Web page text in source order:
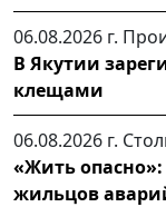
06.08.2026 г.
В Якутии
клещами
06.08.2026 г.
«Жить
жильцов